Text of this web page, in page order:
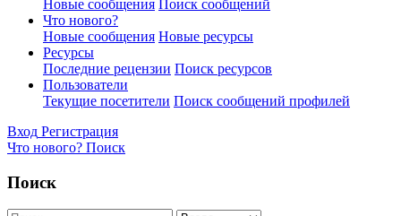
Новые сообщения Поиск сообщений
Что нового?
Новые сообщения Новые ресурсы
Ресурсы
Последние рецензии Поиск ресурсов
Пользователи
Текущие посетители Поиск сообщений профилей
Вход Регистрация
Что нового? Поиск
Поиск